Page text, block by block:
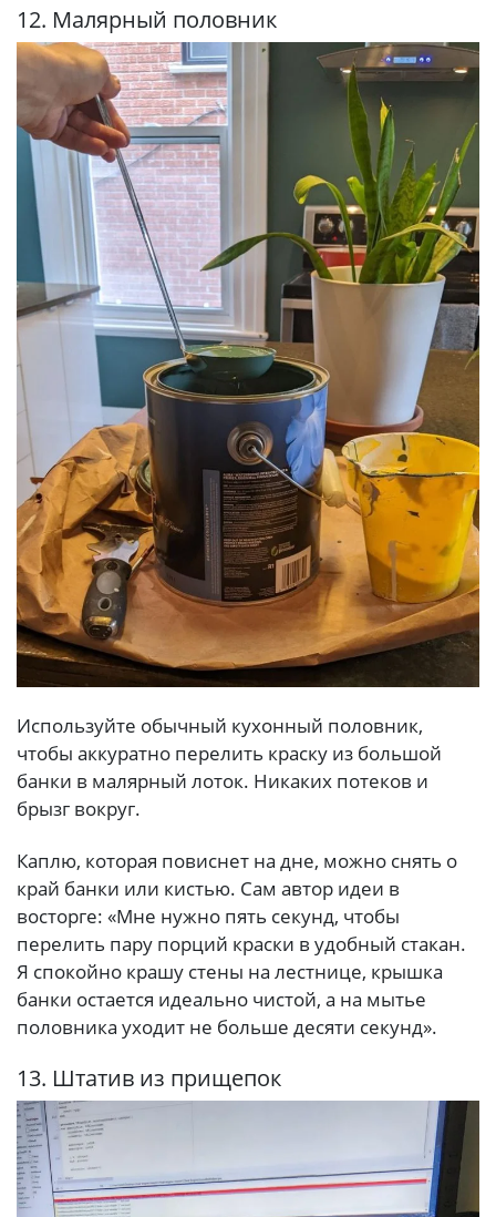
12. Малярный половник
Используйте обычный кухонный половник,
чтобы аккуратно перелить краску из большой
банки в малярный лоток. Никаких потеков и
брызг вокруг.
Каплю, которая повиснет на дне, можно снять о
край банки или кистью. Сам автор идеи в
восторге: «Мне нужно пять секунд, чтобы
перелить пару порций краски в удобный стакан.
Я спокойно крашу стены на лестнице, крышка
банки остается идеально чистой, а на мытье
половника уходит не больше десяти секунд».
13. Штатив из прищепок